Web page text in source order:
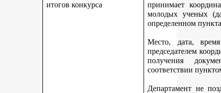
итогов конкурса
принимает
молодых ученых
определенном
Место, дата, время
председателем
получения
соответствии
Департамент не